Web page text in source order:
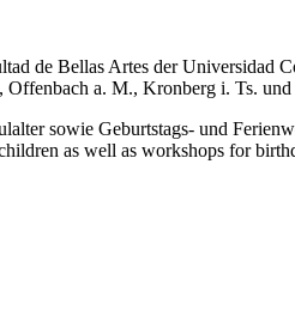
de Bellas Artes der Universidad
a. M., Kronberg i. Ts.
sowie Geburtstags- und
as well as workshops for